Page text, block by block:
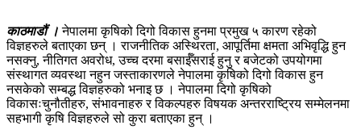
काठमाडौं । नेपालमा कृषिको दिगो विकास हुनमा प्रमुख ५ कारण रहेको
विज्ञहरुले बताएका छन् । राजनीतिक अस्थिरता, आपूर्तिमा क्षमता अभिवृद्धि हुन
नसक्नु, नीतिगत अवरोध, उच्च दरमा बसाईँसराई हुनु र बजेटको उपयोगमा
संस्थागत व्यवस्था नहुन जस्ताकारणले नेपालमा कृषिको दिगो विकास हुन
नसकेको सम्बद्ध विज्ञहरुको भनाइ छ । नेपालमा दिगो कृषिको
विकासःचुनौतीहरु, संभावनाहरु र विकल्पहरु विषयक अन्तरराष्ट्रिय सम्मेलनमा
सहभागी कृषि विज्ञहरुले सो कुरा बताएका हुन् ।